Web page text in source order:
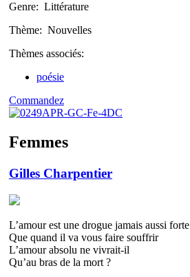
Genre: Littérature
Thème: Nouvelles
Thèmes associés:
poésie
Commandez
Femmes
Gilles Charpentier
L’amour est une drogue jamais aussi forte
Que quand il va vous faire souffrir
L’amour absolu ne vivrait-il
Qu’au bras de la mort ?